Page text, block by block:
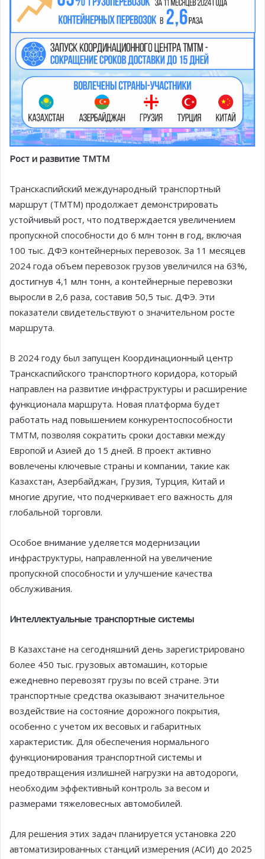
Рост и развитие ТМТМ
Транскаспийский международный транспортный
маршрут (ТМТМ) продолжает демонстрировать
устойчивый рост, что подтверждается увеличением
пропускной способности до 6 млн тонн в год, включая
100 тыс. ДФЭ контейнерных перевозок. За 11 месяцев
2024 года объем перевозок грузов увеличился на 63%,
достигнув 4,1 млн тонн, а контейнерные перевозки
выросли в 2,6 раза, составив 50,5 тыс. ДФЭ. Эти
показатели свидетельствуют о значительном росте
маршрута.
В 2024 году был запущен Координационный центр
Транскаспийского транспортного коридора, который
направлен на развитие инфраструктуры и расширение
функционала маршрута. Новая платформа будет
работать над повышением конкурентоспособности
ТМТМ, позволяя сократить сроки доставки между
Европой и Азией до 15 дней. В проект активно
вовлечены ключевые страны и компании, такие как
Казахстан, Азербайджан, Грузия, Турция, Китай и
многие другие, что подчеркивает его важность для
глобальной торговли.
Особое внимание уделяется модернизации
инфраструктуры, направленной на увеличение
пропускной способности и улучшение качества
обслуживания.
Интеллектуальные транспортные системы
В Казахстане на сегодняшний день зарегистрировано
более 450 тыс. грузовых автомашин, которые
ежедневно перевозят грузы по всей стране. Эти
транспортные средства оказывают значительное
воздействие на состояние дорожного покрытия,
особенно с учетом их весовых и габаритных
характеристик. Для обеспечения нормального
функционирования транспортной системы и
предотвращения излишней нагрузки на автодороги,
необходим эффективный контроль за весом и
размерами тяжеловесных автомобилей.
Для решения этих задач планируется установка 220
автоматизированных станций измерения (АСИ) до 2025